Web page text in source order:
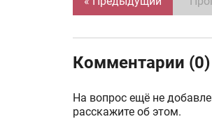
Комментарии (0)
На вопрос ещё не
расскажите об этом.